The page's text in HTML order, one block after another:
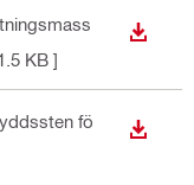
KB ]
LADDA
fö
LADDA